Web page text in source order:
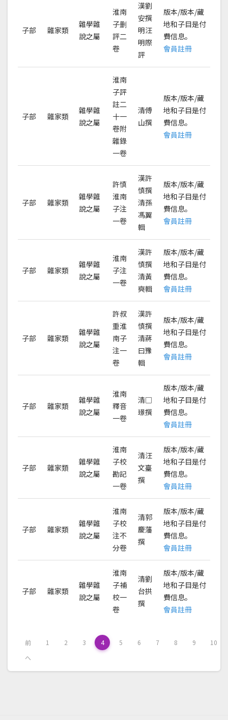
子部 雜家類
雜學雜
說之屬
淮南
子删
評二
卷
漢劉
安撰
明汪
明際
評
版本/版本/藏
地和子目是付
費信息。
會員註冊
子部 雜家類
雜學雜
說之屬
淮南
子評
註二
十一
卷附
雜錄
一卷
清傅
山撰
版本/版本/藏
地和子目是付
費信息。
會員註冊
子部 雜家類
雜學雜
說之屬
許慎
淮南
子注
一卷
漢許
慎撰
清孫
馮翼
輯
版本/版本/藏
地和子目是付
費信息。
會員註冊
子部 雜家類
雜學雜
說之屬
淮南
子注
一卷
漢許
慎撰
清黃
奭輯
版本/版本/藏
地和子目是付
費信息。
會員註冊
子部 雜家類
雜學雜
說之屬
許叔
重淮
南子
注一
卷
漢許
慎撰
清蔣
曰豫
輯
版本/版本/藏
地和子目是付
費信息。
會員註冊
子部 雜家類
雜學雜
說之屬
淮南
釋音
一卷
清□
璟撰
版本/版本/藏
地和子目是付
費信息。
會員註冊
子部 雜家類
雜學雜
說之屬
淮南
子校
勘記
一卷
清汪
文臺
撰
版本/版本/藏
地和子目是付
費信息。
會員註冊
子部 雜家類
雜學雜
說之屬
淮南
子校
注不
分卷
清郭
慶藩
撰
版本/版本/藏
地和子目是付
費信息。
會員註冊
子部 雜家類
雜學雜
說之屬
淮南
子補
校一
卷
清劉
台拱
撰
版本/版本/藏
地和子目是付
費信息。
會員註冊
前
へ
1 2 3 4 5 6 7 8 9 10